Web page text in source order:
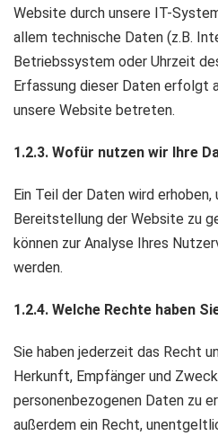
Website durch unsere IT-
allem technische Daten (z.B.
Betriebssystem oder Uhrzeit
Erfassung dieser Daten erfolgt
unsere Website betreten.
1.2.3. Wofür nutzen wir Ihre
Ein Teil der Daten wird
Bereitstellung der Website zu
können zur Analyse Ihres
werden.
1.2.4. Welche Rechte haben
Sie haben jederzeit das Recht
Herkunft, Empfänger und
personenbezogenen Daten zu
außerdem ein Recht,